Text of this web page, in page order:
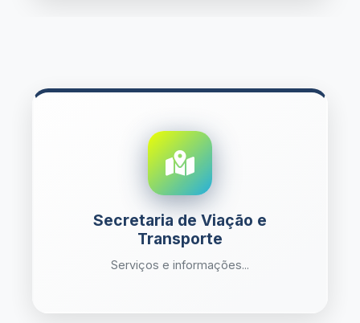
Secretaria de Viação e
Transporte
Serviços e informações...